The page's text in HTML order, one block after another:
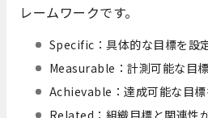
レームワークです。
Specific：具体的な目標を設
Measurable：計測可能な目
Achievable：達成可能な目標
Related：組織目標と関連性